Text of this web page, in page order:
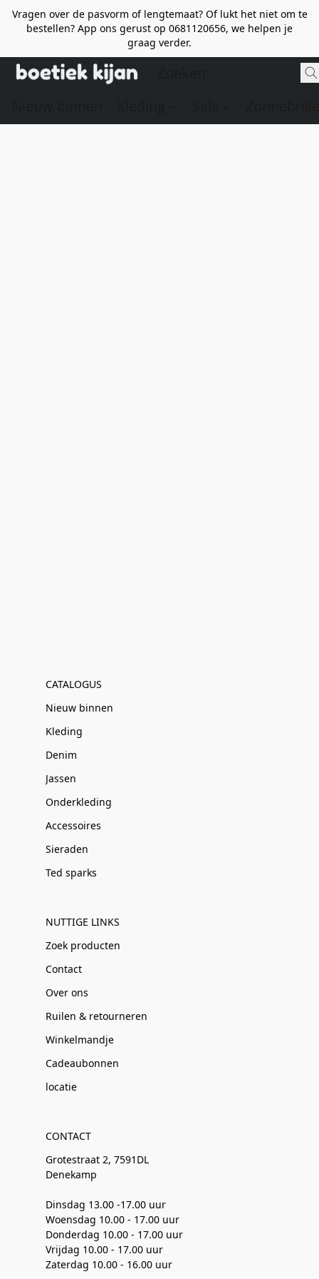
Vragen over de pasvorm of lengtemaat? Of lukt het niet om te
bestellen? App ons gerust op 0681120656, we helpen je
graag verder.
CATALOGUS
Nieuw binnen
Kleding
Denim
Jassen
Onderkleding
Accessoires
Sieraden
Ted sparks
NUTTIGE LINKS
Zoek producten
Contact
Over ons
Ruilen & retourneren
Winkelmandje
Cadeaubonnen
locatie
CONTACT
Grotestraat 2, 7591DL
Denekamp
Dinsdag 13.00 -17.00 uur
Woensdag 10.00 - 17.00 uur
Donderdag 10.00 - 17.00 uur
Vrijdag 10.00 - 17.00 uur
Zaterdag 10.00 - 16.00 uur